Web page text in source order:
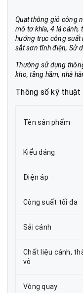
Quạt thông gió công
mô tơ khía, 4 lá
hướng trục công suất
sắt sơn tĩnh điện, Sử
Thường sử dụng
kho, tầng hầm, nhà
Thông số kỹ thuật
Tên sản phẩm
Kiểu dáng
Điện áp
Công suất tối đa
Sải cánh
Chất liệu cánh,
vỏ
Vòng quay